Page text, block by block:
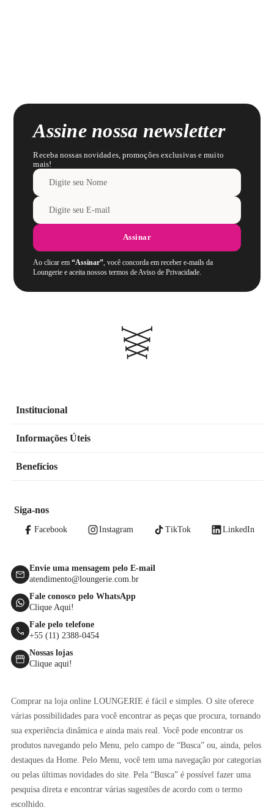
Assine nossa newsletter
Receba nossas novidades, promoções exclusivas e muito
mais!
Assinar
Ao clicar em“Assinar”, você concorda em receber e-mails da
Loungerie e aceita nossos termos de Aviso de Privacidade.
Institucional
Informações Úteis
Benefícios
Siga-nos
Facebook Instagram TikTok LinkedIn
Envie uma mensagem pelo E-mail
atendimento@loungerie.com.br
Fale conosco pelo WhatsApp
Clique Aqui!
Fale pelo telefone
+55 (11) 2388-0454
Nossas lojas
Clique aqui!
Comprar na loja online LOUNGERIE é fácil e simples. O site oferece
várias possibilidades para você encontrar as peças que procura, tornando
sua experiência dinâmica e ainda mais real. Você pode encontrar os
produtos navegando pelo Menu, pelo campo de “Busca” ou, ainda, pelos
destaques da Home. Pelo Menu, você tem uma navegação por categorias
ou pelas últimas novidades do site. Pela “Busca” é possível fazer uma
pesquisa direta e encontrar várias sugestões de acordo com o termo
escolhido.